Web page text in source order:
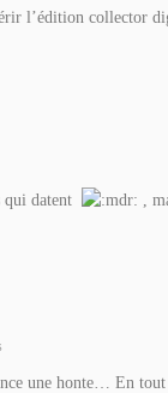
l’édition collector
qui datent ,
une honte… En